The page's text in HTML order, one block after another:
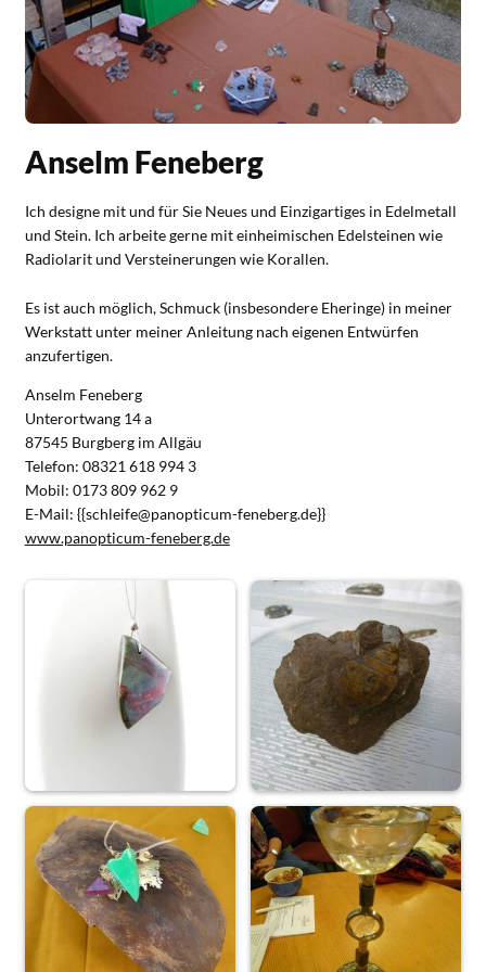
Anselm Feneberg
Ich designe mit und für Sie Neues und Einzigartiges in Edelmetall
und Stein. Ich arbeite gerne mit einheimischen Edelsteinen wie
Radiolarit und Versteinerungen wie Korallen.
Es ist auch möglich, Schmuck (insbesondere Eheringe) in meiner
Werkstatt unter meiner Anleitung nach eigenen Entwürfen
anzufertigen.
Anselm Feneberg
Unterortwang 14 a
87545 Burgberg im Allgäu
Telefon: 08321 618 994 3
Mobil: 0173 809 962 9
E-Mail: {{schleife@panopticum-feneberg.de}}
www.panopticum-feneberg.de